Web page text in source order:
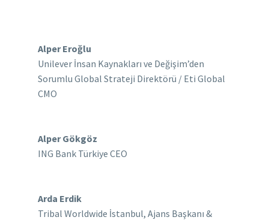
Alper Eroğlu
Unilever İnsan Kaynakları ve Değişim’den
Sorumlu Global Strateji Direktörü / Eti Global
CMO
Alper Gökgöz
ING Bank Türkiye CEO
Arda Erdik
Tribal Worldwide İstanbul, Ajans Başkanı &